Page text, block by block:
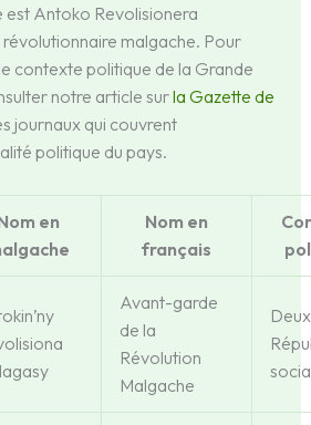
est Antoko Revolisionera
malgache. Pour
contexte politique de la Grande
notre article surla Gazette de
journaux qui couvrent
politique du pays.
en
Nom en
français
Avant-garde
de la
Révolution
Malgache